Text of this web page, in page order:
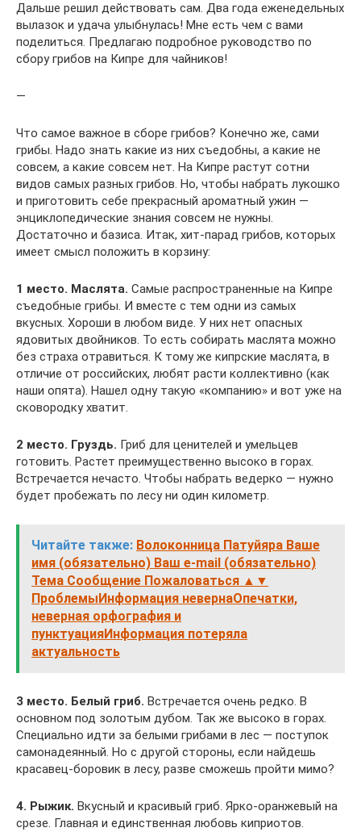
Дальше решил действовать сам. Два года еженедельных
вылазок и удача улыбнулась! Мне есть чем с вами
поделиться. Предлагаю подробное руководство по
сбору грибов на Кипре для чайников!
—
Что самое важное в сборе грибов? Конечно же, сами
грибы. Надо знать какие из них съедобны, а какие не
совсем, а какие совсем нет. На Кипре растут сотни
видов самых разных грибов. Но, чтобы набрать лукошко
и приготовить себе прекрасный ароматный ужин —
энциклопедические знания совсем не нужны.
Достаточно и базиса. Итак, хит-парад грибов, которых
имеет смысл положить в корзину:
1 место. Маслята. Самые распространенные на Кипре
съедобные грибы. И вместе с тем одни из самых
вкусных. Хороши в любом виде. У них нет опасных
ядовитых двойников. То есть собирать маслята можно
без страха отравиться. К тому же кипрские маслята, в
отличие от российских, любят расти коллективно (как
наши опята). Нашел одну такую «компанию» и вот уже на
сковородку хватит.
2 место. Груздь. Гриб для ценителей и умельцев
готовить. Растет преимущественно высоко в горах.
Встречается нечасто. Чтобы набрать ведерко — нужно
будет пробежать по лесу ни один километр.
Читайте также: Волоконница Патуйяра Ваше
имя (обязательно) Ваш e-mail (обязательно)
Тема Сообщение Пожаловаться ▲▼
ПроблемыИнформация невернаОпечатки,
неверная орфография и
пунктуацияИнформация потеряла
актуальность
3 место. Белый гриб. Встречается очень редко. В
основном под золотым дубом. Так же высоко в горах.
Специально идти за белыми грибами в лес — поступок
самонадеянный. Но с другой стороны, если найдешь
красавец-боровик в лесу, разве сможешь пройти мимо?
4. Рыжик. Вкусный и красивый гриб. Ярко-оранжевый на
срезе. Главная и единственная любовь киприотов.